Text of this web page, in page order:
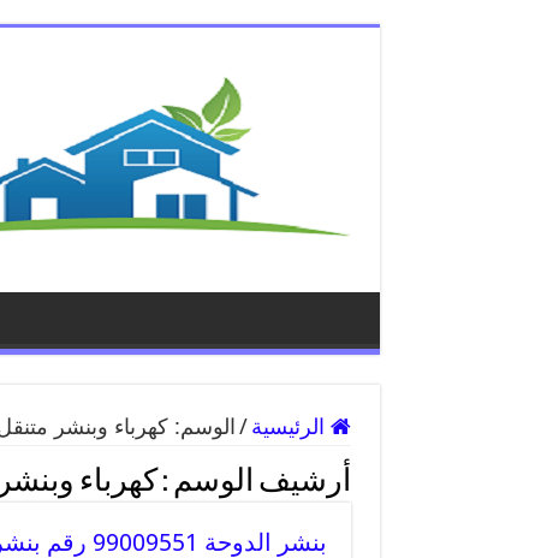
الرئيسية / الوسم:كهرباء وبنشر
أرشيف الوسم : كهرباء
بنشر الدوحة 99009551 رقم بنشر الدوحة, كراج متنقل تصليح سيارات